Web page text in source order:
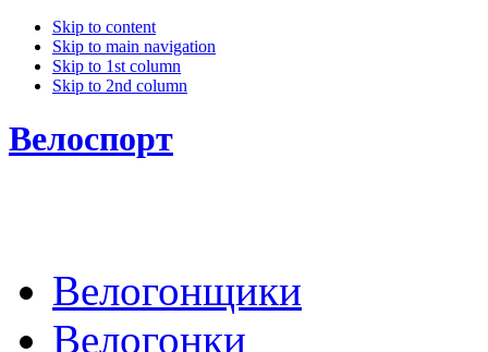
Skip to content
Skip to main navigation
Skip to 1st column
Skip to 2nd column
Велоспорт
Велогонщики
Велогонки